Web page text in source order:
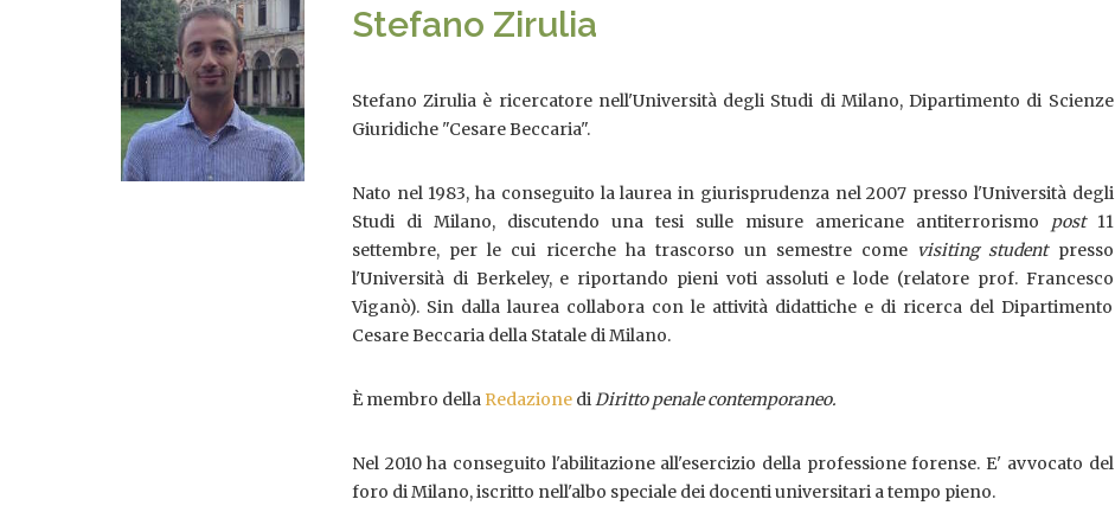
Stefano Zirulia
Stefano Zirulia è ricercatore nell'Università degli Studi di Milano, Dipartimento di Scienze
Giuridiche "Cesare Beccaria".
Nato nel 1983, ha conseguito la laurea in giurisprudenza nel 2007 presso l'Università degli
Studi di Milano, discutendo una tesi sulle misure americane antiterrorismo post11
settembre, per le cui ricerche ha trascorso un semestre come visiting student presso
l'Università di Berkeley, e riportando pieni voti assoluti e lode (relatore prof. Francesco
Viganò). Sin dalla laurea collabora con le attività didattiche e di ricerca del Dipartimento
Cesare Beccaria della Statale di Milano.
È membro della Redazione diDiritto penale contemporaneo.
Nel 2010 ha conseguito l'abilitazione all'esercizio della professione forense. E' avvocato del
foro di Milano, iscritto nell'albo speciale dei docenti universitari a tempo pieno.